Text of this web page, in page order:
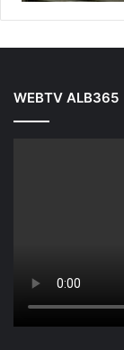
WEBTV ALB365